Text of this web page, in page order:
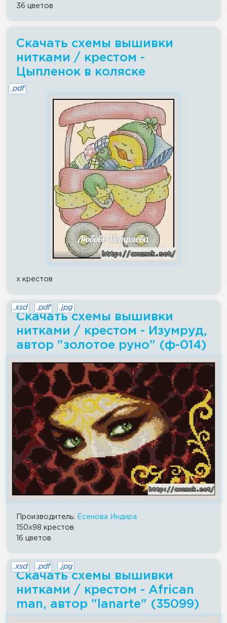
36 цветов
Скачать схемы вышивки
нитками / крестом -
Цыпленок в коляске
.pdf
x крестов
Скачать схемы вышивки
нитками / крестом - Изумруд,
автор "золотое руно" (ф-014)
.xsd .pdf .jpg
Производитель:
Есенова Индира
150x98 крестов
16 цветов
Скачать схемы вышивки
нитками / крестом - African
man, автор "lanarte" (35099)
.xsd .pdf .jpg